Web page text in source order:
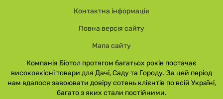
Контактна інформація
Повна версія сайту
Мапа сайту
Компанія Біотол протягом багатьох років постачає
високоякісні товари для Дачі, Саду та Городу. За цей період
нам вдалося завоювати довіру сотень клієнтів по всій Україні,
багато з яких стали постійними.